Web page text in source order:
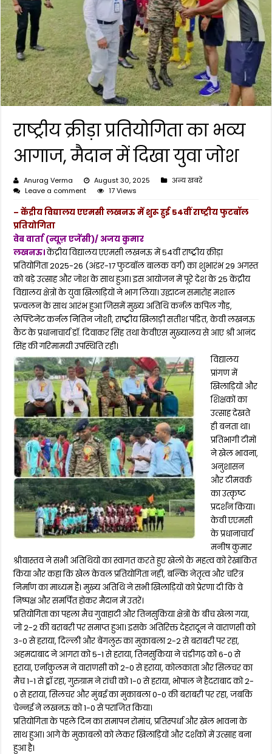
राष्ट्रीय क्रीड़ा प्रतियोगिता का भव्य
आगाज, मैदान में दिखा युवा जोश
Anurag Verma August 30, 2025
अन्य खबरें
Leave a comment
17 Views
– केंद्रीय विद्यालय एएमसी लखनऊ में शुरू हुई 54वीं राष्ट्रीय फुटबॉल
प्रतियोगिता
वेब वार्ता (न्यूज़ एजेंसी)/ अजय कुमार
लखनऊ।केंद्रीय विद्यालय एएमसी लखनऊ में 54वीं राष्ट्रीय क्रीड़ा
प्रतियोगिता 2025-26 (अंडर-17 फुटबॉल बालक वर्ग) का शुभारंभ 29 अगस्त
को बड़े उत्साह और जोश के साथ हुआ। इस आयोजन में पूरे देश के 25 केंद्रीय
विद्यालय क्षेत्रों के युवा खिलाड़ियों ने भाग लिया। उद्घाटन समारोह मशाल
प्रज्वलन के साथ आरंभ हुआ जिसमें मुख्य अतिथि कर्नल कपिल गौड़,
लेफ्टिनेंट कर्नल नितिन जोशी, राष्ट्रीय खिलाड़ी सतीश पंडित, केवी लखनऊ
कैंट के प्रधानाचार्य डॉ. दिवाकर सिंह तथा केवीएस मुख्यालय से आए श्री आनंद
सिंह की गरिमामयी उपस्थिति रही।
विद्यालय
प्रांगण में
खिलाड़ियों और
शिक्षकों का
उत्साह देखते
ही बनता था।
प्रतिभागी टीमों
ने खेल भावना,
अनुशासन
और टीमवर्क
का उत्कृष्ट
प्रदर्शन किया।
केवी एएमसी
के प्रधानाचार्य
मनीष कुमार
श्रीवास्तव ने सभी अतिथियों का स्वागत करते हुए खेलों के महत्व को रेखांकित
किया और कहा कि खेल केवल प्रतियोगिता नहीं, बल्कि नेतृत्व और चरित्र
निर्माण का माध्यम हैं। मुख्य अतिथि ने सभी खिलाड़ियों को प्रेरणा दी कि वे
निष्पक्ष और समर्पित होकर मैदान में उतरें।
प्रतियोगिता का पहला मैच गुवाहाटी और तिनसुकिया क्षेत्रों के बीच खेला गया,
जो 2-2 की बराबरी पर समाप्त हुआ। इसके अतिरिक्त देहरादून ने वाराणसी को
3-0 से हराया, दिल्ली और बेंगलुरु का मुकाबला 2-2 से बराबरी पर रहा,
अहमदाबाद ने आगरा को 5-1 से हराया, तिनसुकिया ने चंडीगढ़ को 6-0 से
हराया, एर्नाकुलम ने वाराणसी को 2-0 से हराया, कोलकाता और सिलचर का
मैच 1-1 से ड्रॉ रहा, गुरुग्राम ने रांची को 1-0 से हराया, भोपाल ने हैदराबाद को 2-
0 से हराया, सिलचर और मुंबई का मुकाबला 0-0 की बराबरी पर रहा, जबकि
चेन्नई ने लखनऊ को 1-0 से पराजित किया।
प्रतियोगिता के पहले दिन का समापन रोमांच, प्रतिस्पर्धा और खेल भावना के
साथ हुआ। आगे के मुकाबलों को लेकर खिलाड़ियों और दर्शकों में उत्साह बना
हुआ है।